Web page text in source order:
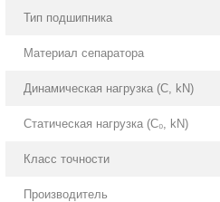
Тип подшипника
Материал сепаратора
Динамическая нагрузка (С, kN)
Статическая нагрузка (С₀, kN)
Класс точности
Производитель